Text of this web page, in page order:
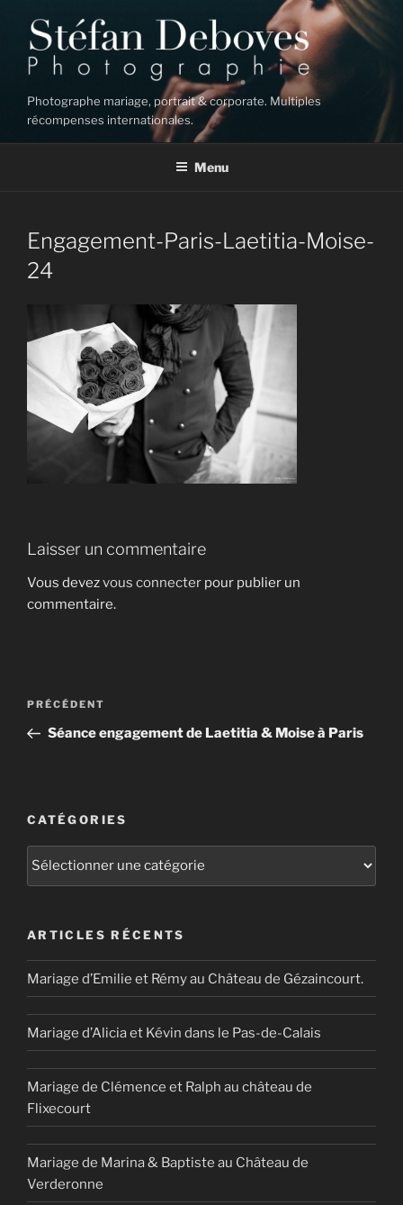
contenu
principal
Photographe mariage, portrait & corporate. Multiples
récompenses internationales.
Menu
Engagement-Paris-Laetitia-Moise-
24
Laisser un commentaire
Vous devezvous connecter pour publier un
commentaire.
Navigation
l’article
Article
précédent
PRÉCÉDENT
Séance engagement de Laetitia & Moise à Paris
CATÉGORIES
Catégories
ARTICLES RÉCENTS
Mariage d’Emilie et Rémy au Château de Gézaincourt.
Mariage d’Alicia et Kévin dans le Pas-de-Calais
Mariage de Clémence et Ralph au château de
Flixecourt
Mariage de Marina & Baptiste au Château de
Verderonne